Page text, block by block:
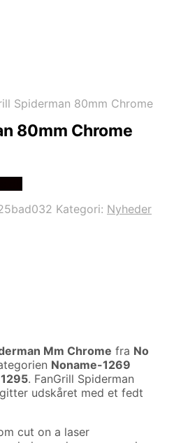
Spiderman 80mm Chrome
80mm Chrome
Kategori: Nyheder
Mm Chrome fra No
Noname-1269
. FanGrill Spiderman
udskåret med et fedt
cut on a laser